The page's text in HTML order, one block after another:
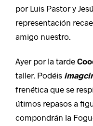
por Luis Pastor y
representación
amigo nuestro.
Ayer por la tarde
taller. Podéis
frenética que se
útimos repasos a
compondrán la